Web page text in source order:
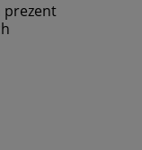
prezent